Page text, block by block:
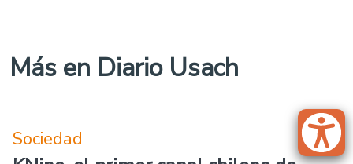
Más en Diario Usach
Sociedad